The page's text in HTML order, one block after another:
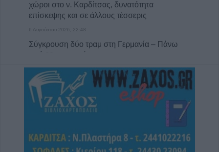
χώροι στο ν. Καρδίτσας, δυνατότητα
επίσκεψης και σε άλλους τέσσερις
6 Αυγούστου 2026, 22:48
Σύγκρουση δύο τραμ στη Γερμανία – Πάνω
από 20 τραυματίες
6 Αυγούστου 2026, 21:11
Συρία: Δύο νεκροί και 13 τραυματίες από
έκρηξη βόμβας σε λεωφορείο
6 Αυγούστου 2026, 20:28
για τον Ιό του Δυτικού Νείλου στην Δ.Κ.